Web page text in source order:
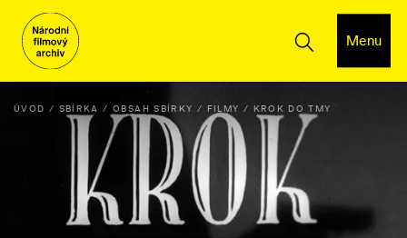
Menu
ÚVOD SBÍRKA OBSAH SBÍRKY FILMY KROK DO TMY